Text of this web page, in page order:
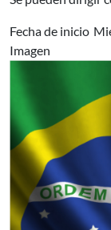
Fecha de inicio
Imagen